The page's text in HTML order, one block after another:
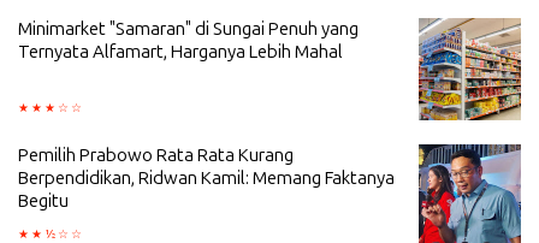
Minimarket "Samaran" di Sungai Penuh yang
Ternyata Alfamart, Harganya Lebih Mahal
Pemilih Prabowo Rata Rata Kurang
Berpendidikan, Ridwan Kamil: Memang Faktanya
Begitu